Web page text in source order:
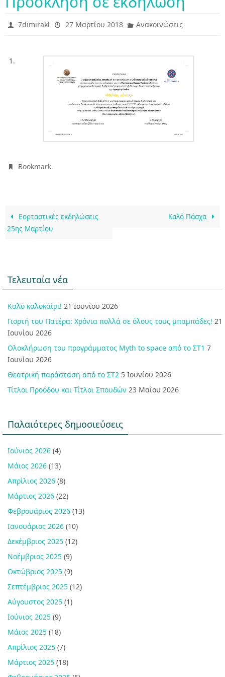
7dimirakl 27 Μαρτίου 2018 Ανακοινώσεις
Bookmark.
Εορταστικές εκδηλώσεις
25ης Μαρτίου
Καλό Πάσχα
Τελευταία νέα
Καλό καλοκαίρι! 21 Ιουνίου 2026
Γιορτή του Πατέρα: Χρόνια πολλά σε όλους τους μπαμπάδες! 21
Ιουνίου 2026
Ολοκλήρωση του προγράμματος Myth to space από το ΣΤ1 7
Ιουνίου 2026
Θεατρική παράσταση από το ΣΤ2 5 Ιουνίου 2026
Τίτλοι Προόδου και Τίτλοι Σπουδών 23 Μαΐου 2026
Παλαιότερες δημοσιεύσεις
Ιούνιος 2026 (4)
Μάιος 2026 (13)
Απρίλιος 2026 (8)
Μάρτιος 2026 (22)
Φεβρουάριος 2026 (13)
Ιανουάριος 2026 (10)
Δεκέμβριος 2025 (12)
Νοέμβριος 2025 (9)
Οκτώβριος 2025 (9)
Σεπτέμβριος 2025 (12)
Αύγουστος 2025 (1)
Ιούνιος 2025 (9)
Μάιος 2025 (18)
Απρίλιος 2025 (7)
Μάρτιος 2025 (18)